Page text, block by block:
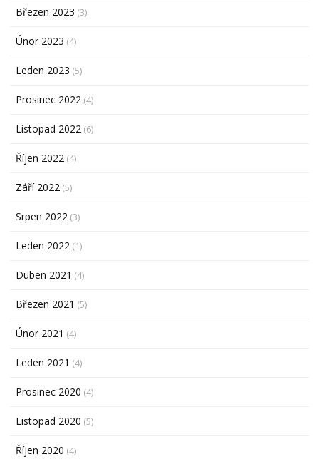
Březen 2023 (3)
Únor 2023 (4)
Leden 2023 (5)
Prosinec 2022 (4)
Listopad 2022 (6)
Říjen 2022 (4)
Září 2022 (5)
Srpen 2022 (3)
Leden 2022 (1)
Duben 2021 (4)
Březen 2021 (5)
Únor 2021 (4)
Leden 2021 (4)
Prosinec 2020 (4)
Listopad 2020 (5)
Říjen 2020 (4)